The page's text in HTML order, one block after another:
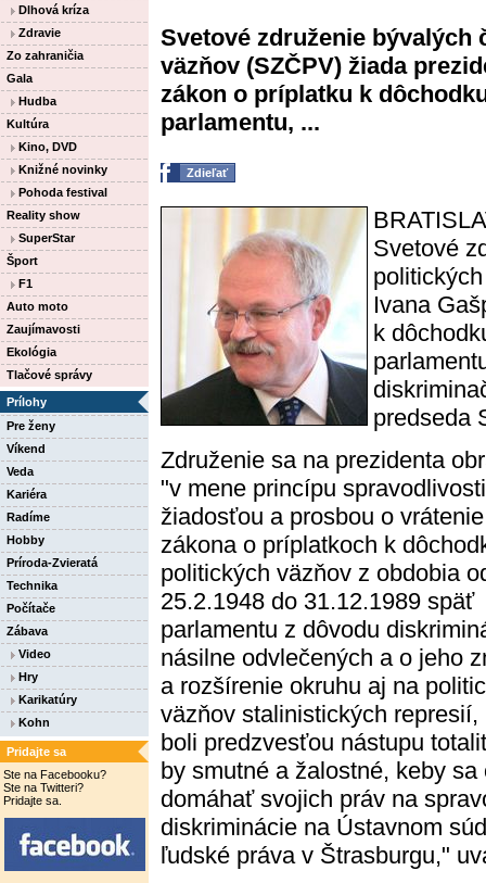
Dlhová kríza
Zdravie
Zo zahraničia
Gala
Hudba
Kultúra
Kino, DVD
Knižné novinky
Pohoda festival
Reality show
SuperStar
Šport
F1
Auto moto
Zaujímavosti
Ekológia
Tlačové správy
Prílohy
Pre ženy
Víkend
Veda
Kariéra
Radíme
Hobby
Príroda-Zvieratá
Technika
Počítače
Zábava
Video
Hry
Karikatúry
Kohn
Pridajte sa
Ste na Facebooku?
Ste na Twitteri?
Pridajte sa.
Svetové združenie
väzňov (SZČPV) žiada
zákon o príplatku k
parlamentu, ...
Zdieľať
Svetové
Ivana
k
predseda
Združenie sa na prezidenta
"v mene princípu
žiadosťou a prosbou o vrátenie
zákona o príplatkoch k
politických väzňov z obdobia
25.2.1948 do 31.12.1989 späť
parlamentu z dôvodu
násilne odvlečených a o jeho
a rozšírenie okruhu aj na
väzňov stalinistických represií,
boli predzvesťou nástupu
by smutné a žalostné, keby
domáhať svojich práv na
diskriminácie na Ústavnom
ľudské práva v Štrasburgu,"